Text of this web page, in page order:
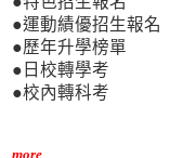
●運動績優招生報名
●歷年升學榜單
●日校轉學考
●校內轉科考
more